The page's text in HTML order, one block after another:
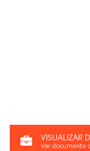
VISUALIZAR
Ver documento